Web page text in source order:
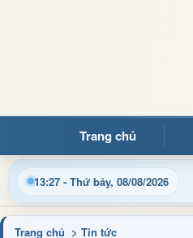
Trang chủ
13:27 - Thứ bảy, 08/08/2026
tin điều hành, thủ tục hành
Trang chủ > Tin tức